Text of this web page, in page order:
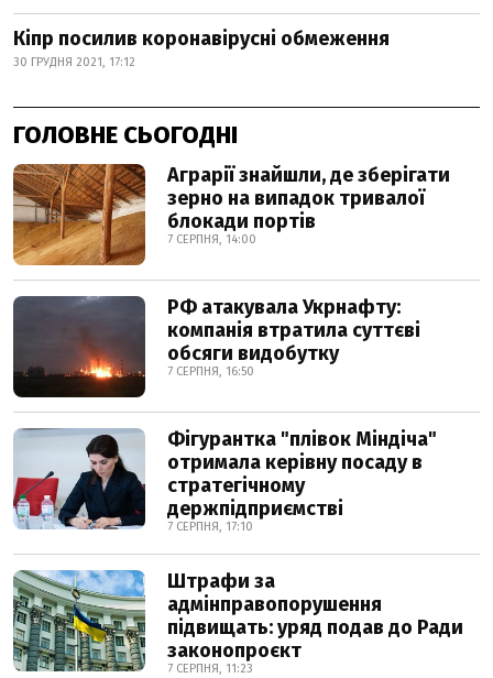
Кіпр посилив коронавірусні обмеження
30 ГРУДНЯ 2021, 17:12
ГОЛОВНЕ СЬОГОДНІ
Аграрії знайшли, де зберігати
зерно на випадок тривалої
блокади портів
7 СЕРПНЯ, 14:00
РФ атакувала Укрнафту:
компанія втратила суттєві
обсяги видобутку
7 СЕРПНЯ, 16:50
Фігурантка "плівок Міндіча"
отримала керівну посаду в
стратегічному
держпідприємстві
7 СЕРПНЯ, 17:10
Штрафи за
адмінправопорушення
підвищать: уряд подав до Ради
законопроєкт
7 СЕРПНЯ, 11:23